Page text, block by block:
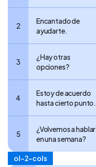
2
Encantado de
ayudarte.
3
¿Hay otras
opciones?
4
Estoy de acuerdo
hasta cierto punto.
5
¿Volvemos a hablar
en una semana?
ol-2-cols